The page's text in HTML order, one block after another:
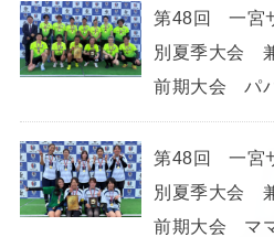
第48回 一宮
別夏季大会
前期大会 パ
第48回 一宮
別夏季大会
前期大会 マ